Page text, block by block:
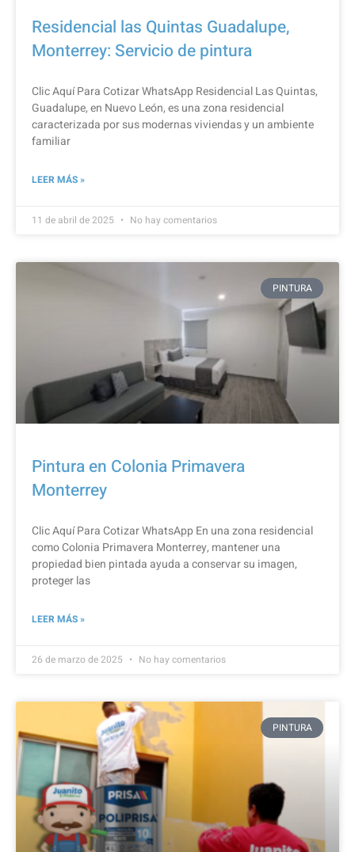
Residencial las Quintas Guadalupe,
Monterrey: Servicio de pintura
Clic Aquí Para Cotizar​ WhatsApp Residencial Las Quintas,
Guadalupe, en Nuevo León, es una zona residencial
caracterizada por sus modernas viviendas y un ambiente
familiar
LEER MÁS »
11 de abril de 2025 No hay comentarios
PINTURA
Pintura en Colonia Primavera
Monterrey
Clic Aquí Para Cotizar​ WhatsApp En una zona residencial
como Colonia Primavera Monterrey, mantener una
propiedad bien pintada ayuda a conservar su imagen,
proteger las
LEER MÁS »
26 de marzo de 2025 No hay comentarios
PINTURA